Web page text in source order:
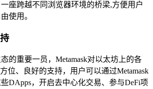
座跨越不同浏览器环境的桥梁,方便用户
使用。
的重要一员，Metamask对以太坊上的各
位、良好的支持，用户可以通过Metamask
DApps，开启去中心化交易、参与DeFi项